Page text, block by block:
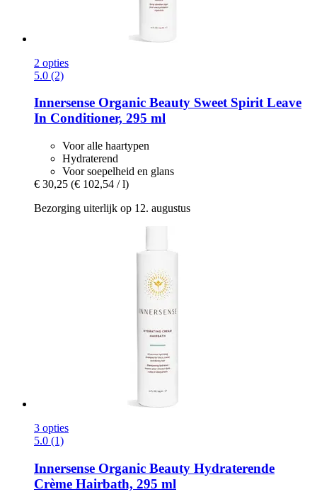
2 opties
5.0 (2)
Innersense Organic Beauty Sweet Spirit Leave
In Conditioner, 295 ml
Voor alle haartypen
Hydraterend
Voor soepelheid en glans
€ 30,25 (€ 102,54 / l)
Bezorging uiterlijk op 12. augustus
3 opties
5.0 (1)
Innersense Organic Beauty Hydraterende
Crème Hairbath, 295 ml